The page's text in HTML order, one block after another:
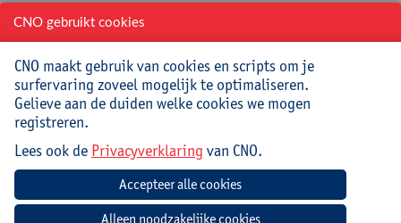
Begeleiding
Prof. Dr. Dirk Geldof is hoogleraar aan de Universiteit
Antwerpen en senior onderzoeker aan het
Kenniscentrum Gezinswetenschappen Odisee. Zijn
onderzoek focust op de impact van migratie, de
transitie naar een superdiverse samenleving en het
onthaal van asielzoekers. Hij publiceerde verschillende
boeken over superdiversiteit.
Praktisch
CNO gebruikt cookies
CNO maakt gebruik van cookies en scripts om je
surfervaring zoveel mogelijk te optimaliseren.
Gelieve aan de duiden welke cookies we mogen
registreren.
Lees ook de Privacyverklaring van CNO.